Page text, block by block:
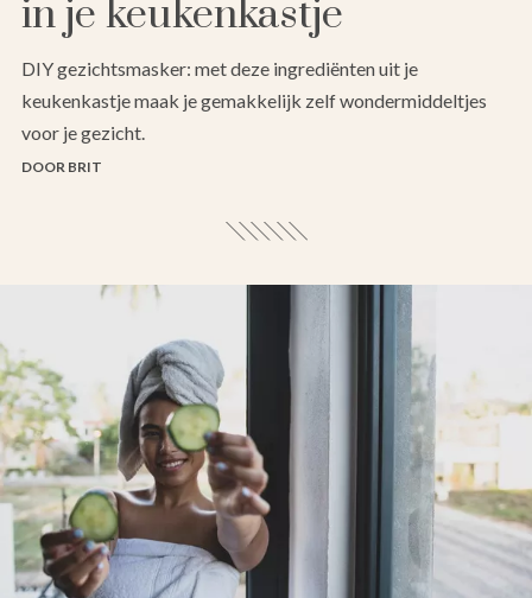
in je keukenkastje
DIY gezichtsmasker: met deze ingrediënten uit je
keukenkastje maak je gemakkelijk zelf wondermiddeltjes
voor je gezicht.
DOOR BRIT